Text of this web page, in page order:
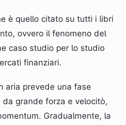
è quello citato su tutti i libri
ovvero il fenomeno del
caso studio per lo studio
finanziari.
aria prevede una fase
grande forza e velocitò,
Gradualmente, la